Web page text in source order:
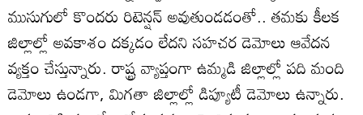
ముసుగులో కొందరు రిటెన్షన్‌ అవుతుండడంతో.. తమకు కీలక
జిల్లాల్లో అవకాశం దక్కడం లేదని సహచర డెమోలు ఆవేదన
వ్యక్తం చేస్తున్నారు. రాష్ట్ర వ్యాప్తంగా ఉమ్మడి జిల్లాల్లో పది మంది
డెమోలు ఉండగా, మిగతా జిల్లాల్లో డిప్యూటీ డెమోలు ఉన్నారు.